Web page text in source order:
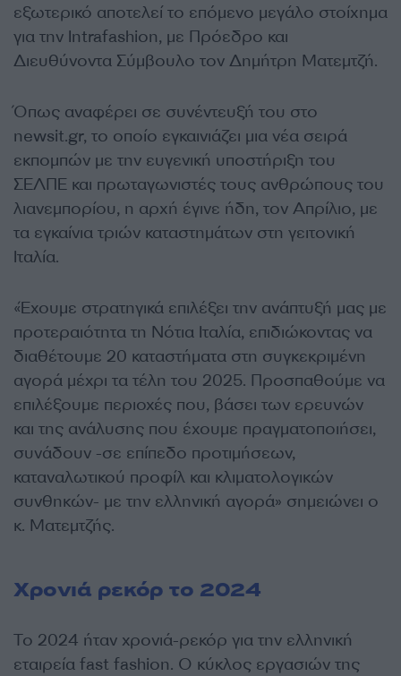
εξωτερικό αποτελεί το επόμενο μεγάλο στοίχημα
για την Intrafashion, με Πρόεδρο και
Διευθύνοντα Σύμβουλο τον Δημήτρη Ματεμτζή.
Όπως αναφέρει σε συνέντευξή του στο
newsit.gr, το οποίο εγκαινιάζει μια νέα σειρά
εκπομπών με την ευγενική υποστήριξη του
ΣΕΛΠΕ και πρωταγωνιστές τους ανθρώπους του
λιανεμπορίου, η αρχή έγινε ήδη, τον Απρίλιο, με
τα εγκαίνια τριών καταστημάτων στη γειτονική
Ιταλία.
«Έχουμε στρατηγικά επιλέξει την ανάπτυξή μας με
προτεραιότητα τη Νότια Ιταλία, επιδιώκοντας να
διαθέτουμε 20 καταστήματα στη συγκεκριμένη
αγορά μέχρι τα τέλη του 2025. Προσπαθούμε να
επιλέξουμε περιοχές που, βάσει των ερευνών
και της ανάλυσης που έχουμε πραγματοποιήσει,
συνάδουν -σε επίπεδο προτιμήσεων,
καταναλωτικού προφίλ και κλιματολογικών
συνθηκών- με την ελληνική αγορά» σημειώνει ο
κ. Ματεμτζής.
Χρονιά ρεκόρ το 2024
Το 2024 ήταν χρονιά-ρεκόρ για την ελληνική
εταιρεία fast fashion. Ο κύκλος εργασιών της